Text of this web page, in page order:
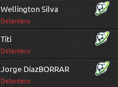
Wellington Silva
Delantero
Titi
Delantero
Jorge DíazBORRAR
Delantero